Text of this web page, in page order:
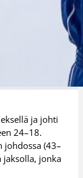
ja johti
24–18.
johdossa (43–
jaksolla, jonka